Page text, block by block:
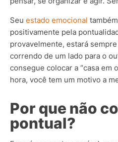
Seu estado emocional
positivamente pela
provavelmente, estará
correndo de um lado para o
consegue colocar a “casa em
hora, você tem um motivo a
Por que não
pontual?